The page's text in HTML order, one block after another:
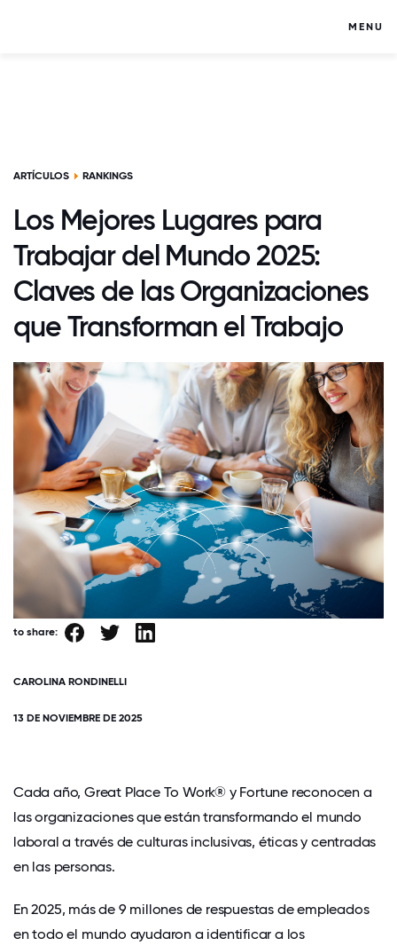
MENU
ARTÍCULOS RANKINGS
Los Mejores Lugares para
Trabajar del Mundo 2025:
Claves de las Organizaciones
que Transforman el Trabajo
to share:
CAROLINA RONDINELLI
13 DE NOVIEMBRE DE 2025
Cada año, Great Place To Work® y Fortune reconocen a
las organizaciones que están transformando el mundo
laboral a través de culturas inclusivas, éticas y centradas
en las personas.
En 2025, más de 9 millones de respuestas de empleados
en todo el mundo ayudaron a identificar a los